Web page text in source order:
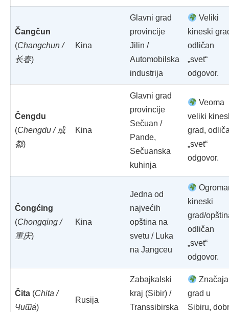
Čangčun
(Changchun /
长春)
Kina
Glavni grad
provincije
Jilin /
Automobilska
industrija
Veliki
kineski
odličan
„svet“
odgovor.
Čengdu
(Chengdu / 成
都)
Kina
Glavni grad
provincije
Sečuan /
Pande,
Sečuanska
kuhinja
Veoma
veliki
grad,
„svet“
odgovor.
Čongćing
(Chongqing /
重庆)
Kina
Jedna od
najvećih
opština na
svetu / Luka
na Jangceu
kineski
grad/
odličan
„svet“
odgovor.
Čita (Chita /
Чита́)
Rusija
Zabajkalski
kraj (Sibir) /
Transsibirska
grad u
Sibiru,